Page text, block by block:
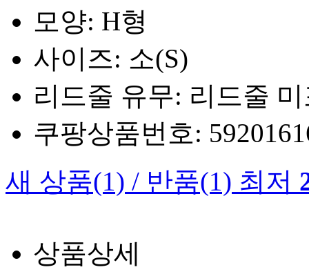
모양: H형
사이즈: 소(S)
리드줄 유무: 리드줄
쿠팡상품번호:
새 상품(1) / 반품(1) 최저
상품상세